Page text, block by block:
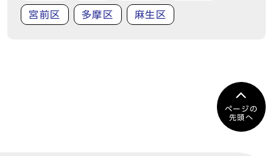
宮前区 多摩区 麻生区
ページの
先頭へ